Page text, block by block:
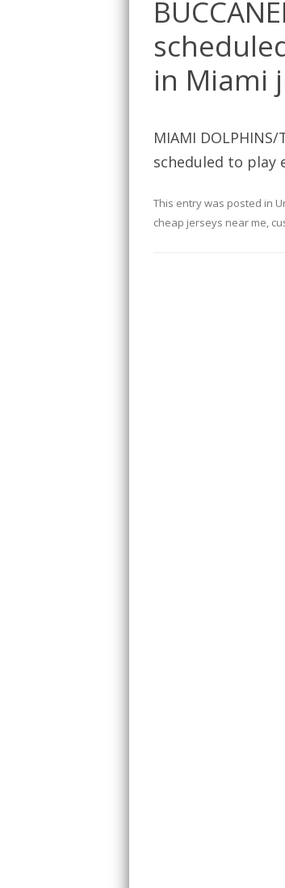
in Miami
MIAMI
scheduled to play
This entry was posted in
cheap jerseys near me,